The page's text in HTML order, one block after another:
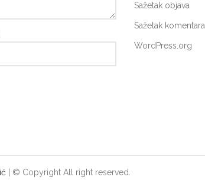
Sažetak objava
Sažetak komentara
WordPress.org
| © Copyright All right reserved.